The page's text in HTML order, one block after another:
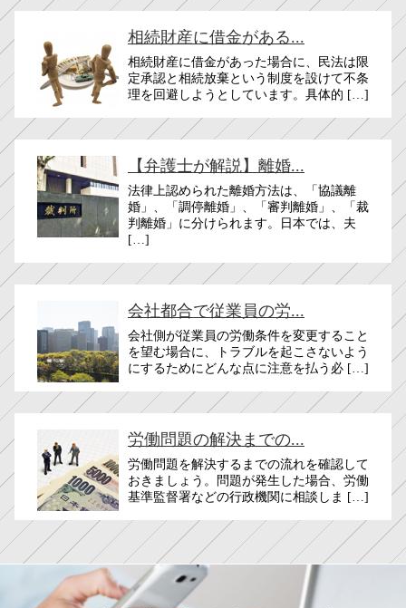
相続財産に借金がある...
相続財産に借金があった場合に、民法は限
定承認と相続放棄という制度を設けて不条
理を回避しようとしています。具体的 […]
【弁護士が解説】離婚...
法律上認められた離婚方法は、「協議離
婚」、「調停離婚」、「審判離婚」、「裁
判離婚」に分けられます。日本では、夫
[…]
会社都合で従業員の労...
会社側が従業員の労働条件を変更すること
を望む場合に、トラブルを起こさないよう
にするためにどんな点に注意を払う必 […]
労働問題の解決までの...
労働問題を解決するまでの流れを確認して
おきましょう。問題が発生した場合、労働
基準監督署などの行政機関に相談しま […]